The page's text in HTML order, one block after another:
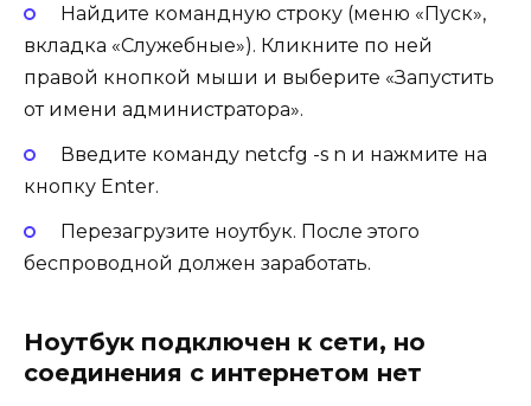
Найдите командную строку (меню «Пуск»,
вкладка «Служебные»). Кликните по ней
правой кнопкой мыши и выберите «Запустить
от имени администратора».
Введите команду netcfg -s n и нажмите на
кнопку Enter.
Перезагрузите ноутбук. После этого
беспроводной должен заработать.
Ноутбук подключен к сети, но
соединения с интернетом нет